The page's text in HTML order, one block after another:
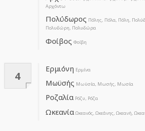
Αρχόντω
Πολύδωρος Πόλης, Πόλα, Πόλη,
Πολυδώρη, Πολυδώρα
Φοίβος Φοίβη
4
Ερμιόνη Ερμίνα
Μωϋσής Μωϋσία, Μωσής, Μωσία
Ροζαλία Ρόζυ, Ρόζα
Ωκεανία Ωκεανός, Ωκεάνης, Ωκεανή,